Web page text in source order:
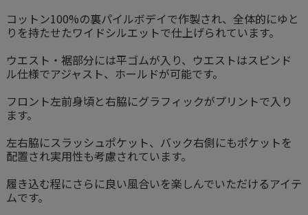
コットン100%の裏パイルボデイで作製され、全体的にゆと
りを持たせたワイドシルエットで仕上げられています。
ウエスト・裾部分には平ゴムが入り、ウエストはスピンド
ル仕様でアジャスト、ホールドが可能です。
フロント左前身頃と右脇にグラフィックがプリントで入り
ます。
左右脇にスラッシュポケット、バック右側にもポケットを
配置され実用性も考慮されています。
履き込む程にさらに良い風合いを楽しんでいただけるアイテ
ムです。